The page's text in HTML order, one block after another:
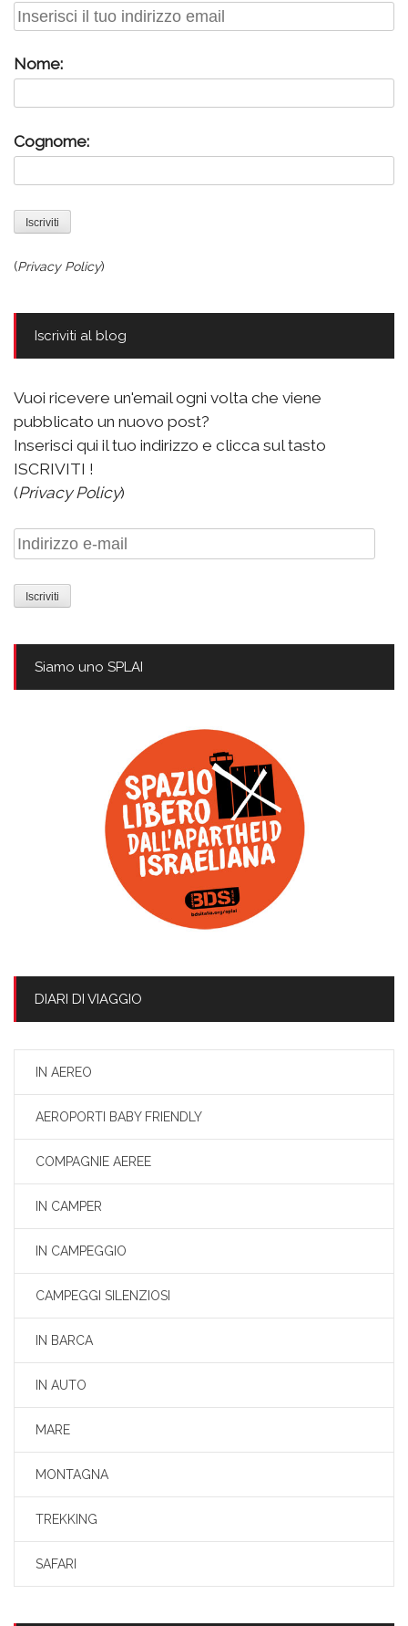
Nome:
Cognome:
(Privacy Policy)
Iscriviti al blog
Vuoi ricevere un'email ogni volta che viene
pubblicato un nuovo post?
Inserisci qui il tuo indirizzo e clicca sul tasto
ISCRIVITI !
(Privacy Policy)
Indirizzo
e-
mail
Siamo uno SPLAI
DIARI DI VIAGGIO
IN AEREO
AEROPORTI BABY FRIENDLY
COMPAGNIE AEREE
IN CAMPER
IN CAMPEGGIO
CAMPEGGI SILENZIOSI
IN BARCA
IN AUTO
MARE
MONTAGNA
TREKKING
SAFARI